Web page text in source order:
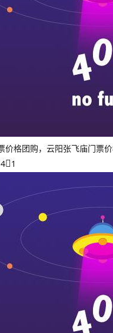
价格团购，云阳张飞庙门票
1